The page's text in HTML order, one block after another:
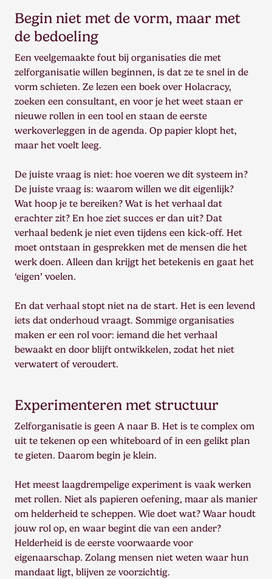
Begin niet met de vorm, maar met
de bedoeling
Een veelgemaakte fout bij organisaties die met
zelforganisatie willen beginnen, is dat ze te snel in de
vorm schieten. Ze lezen een boek over Holacracy,
zoeken een consultant, en voor je het weet staan er
nieuwe rollen in een tool en staan de eerste
werkoverleggen in de agenda. Op papier klopt het,
maar het voelt leeg.
De juiste vraag is niet: hoe voeren we dit systeem in?
De juiste vraag is: waarom willen we dit eigenlijk?
Wat hoop je te bereiken? Wat is het verhaal dat
erachter zit? En hoe ziet succes er dan uit? Dat
verhaal bedenk je niet even tijdens een kick-off. Het
moet ontstaan in gesprekken met de mensen die het
werk doen. Alleen dan krijgt het betekenis en gaat het
‘eigen’ voelen.
En dat verhaal stopt niet na de start. Het is een levend
iets dat onderhoud vraagt. Sommige organisaties
maken er een rol voor: iemand die het verhaal
bewaakt en door blijft ontwikkelen, zodat het niet
verwatert of veroudert.
Experimenteren met structuur
Zelforganisatie is geen A naar B. Het is te complex om
uit te tekenen op een whiteboard of in een gelikt plan
te gieten. Daarom begin je klein.
Het meest laagdrempelige experiment is vaak werken
met rollen. Niet als papieren oefening, maar als manier
om helderheid te scheppen. Wie doet wat? Waar houdt
jouw rol op, en waar begint die van een ander?
Helderheid is de eerste voorwaarde voor
eigenaarschap. Zolang mensen niet weten waar hun
mandaat ligt, blijven ze voorzichtig.